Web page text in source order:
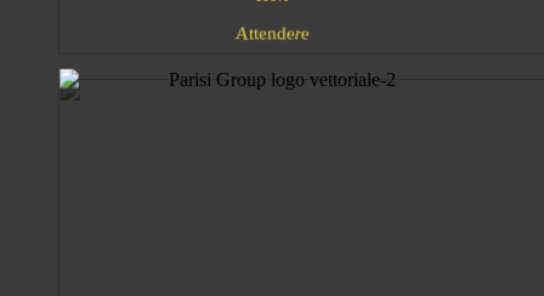
Attendere